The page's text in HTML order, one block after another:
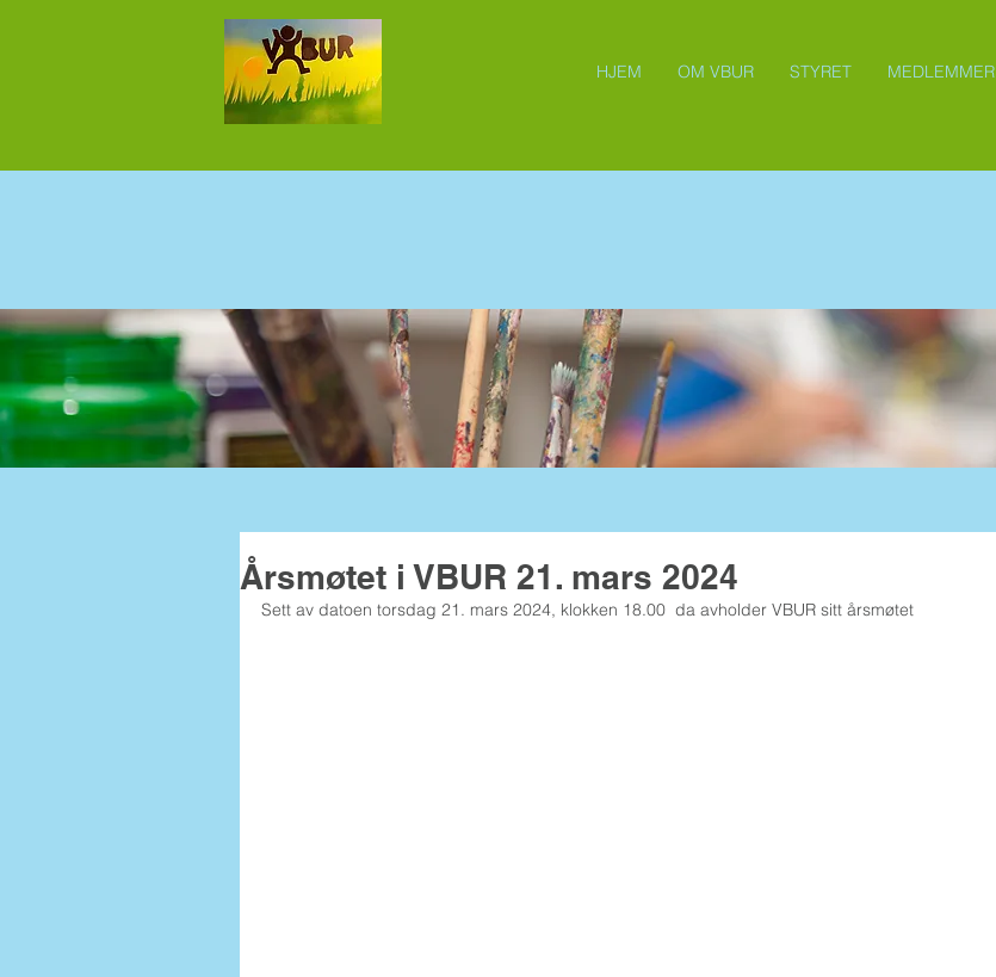
HJEM OM VBUR STYRET MEDLEMMER
Årsmøtet i VBUR 21. mars 2024
Sett av datoen torsdag 21. mars 2024, klokken 18.00  da avholder VBUR sitt årsmøtet